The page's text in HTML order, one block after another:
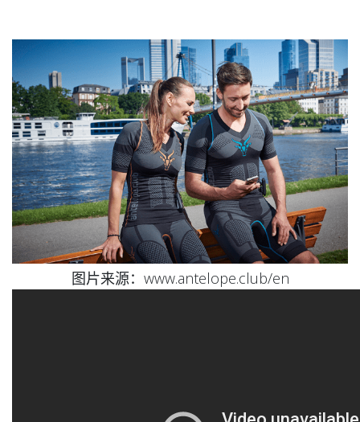
图片来源：www.antelope.club/en